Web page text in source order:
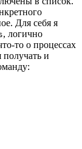
Для себя я
, логично
то о процессах
и